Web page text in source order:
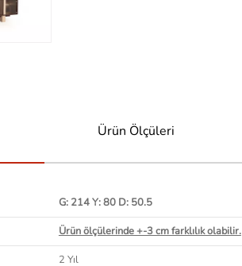
Ürün Ölçüleri
G: 214 Y: 80 D: 50.5
Ürün ölçülerinde +-3 cm farklılık olabilir.
2 Yıl